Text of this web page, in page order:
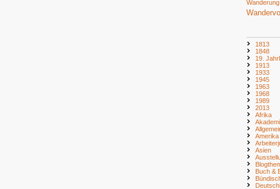
Wanderung
1813
1848
19.
1913
1933
1945
1963
1968
1989
2013
Afrika
Amerika
Asien
Buch &